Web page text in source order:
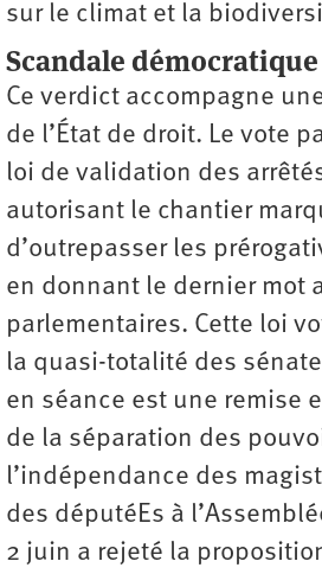
sur le climat et la
Scandale démocratique
Ce verdict accompagne
de l’État de droit. Le vote
loi de validation des
autorisant le chantier
d’outrepasser les
en donnant le dernier mot
parlementaires. Cette loi
la quasi-totalité des
en séance est une remise
de la séparation des
l’indépendance des
des députéEs à
2 juin a rejeté la